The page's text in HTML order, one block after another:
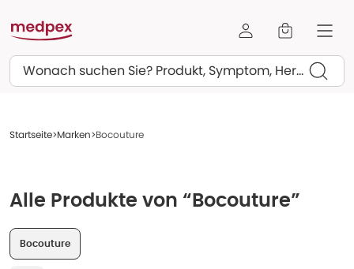
Suchen
Startseite Marken Bocouture
Alle Produkte von “Bocouture”
Bocouture